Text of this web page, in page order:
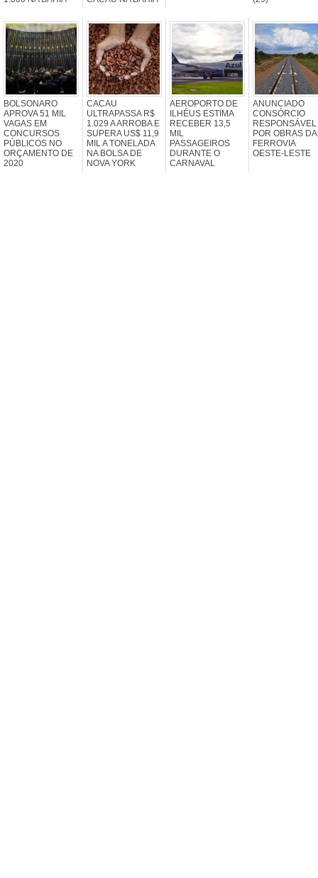
BOLSONARO
APROVA 51 MIL
VAGAS EM
CONCURSOS
PÚBLICOS NO
ORÇAMENTO DE
2020
CACAU
ULTRAPASSA R$
1.029 A ARROBA E
SUPERA US$ 11,9
MIL A TONELADA
NA BOLSA DE
NOVA YORK
AEROPORTO DE
ILHÉUS ESTIMA
RECEBER 13,5
MIL
PASSAGEIROS
DURANTE O
CARNAVAL
ANUNCIADO
CONSÓRCIO
RESPONSÁVEL
POR OBRAS DA
FERROVIA
OESTE-LESTE